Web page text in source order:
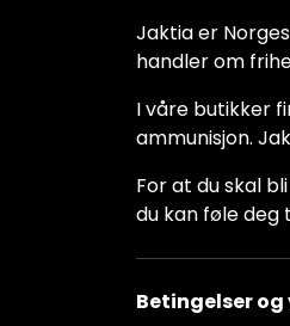
Jaktia er
handler om
I våre butikker
ammunisjon.
For at du skal
du kan føle deg
Betingelser